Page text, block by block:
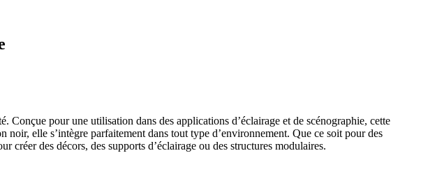
pour une utilisation dans des applications d’éclairage et de scénographie, cette
elle s’intègre parfaitement dans tout type d’environnement. Que ce soit pour des
créer des décors, des supports d’éclairage ou des structures modulaires.